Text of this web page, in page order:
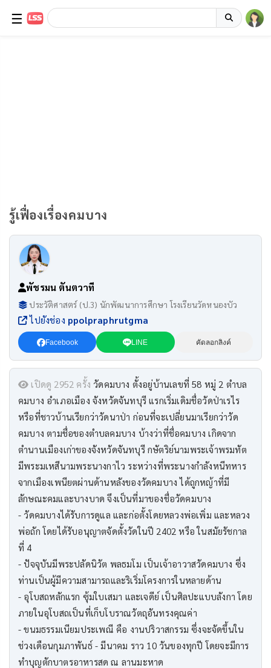
☰
รู้เฟื่องเรื่องคมบาง
พัชรมน ตันตวาที
ประวัติศาสตร์ (ป.3) นักพัฒนาการศึกษา โรงเรียนวัดหนองบัว
ไปยังช่อง ppolpraphrutgma
Facebook LINE คัดลอกลิงค์
เปิดดู 2952 ครั้ง วัดคมบาง ตั้งอยู่บ้านเลขที่ 58 หมู่ 2 ตำบล
คมบาง อำเภอเมือง จังหวัดจันทบุรี แรกเริ่มเดิมชื่อวัดป่าเรไร
หรือที่ชาวบ้านเรียกว่าวัดนาป่า ก่อนที่จะเปลี่ยนมาเรียกว่าวัด
คมบาง ตามชื่อของตำบลคมบาง บ้างว่าที่ชื่อคมบาง เกิดจาก
ตำนานเมืองเก่าของจังหวัดจันทบุรี กษัตริย์นามพระเจ้าพรมทัต
มีพระมเหสีนามพระนางกาไว ระหว่างที่พระนางกำลังหนีทหาร
จากเมืองเพนียตผ่านด้านหลังของวัดคมบาง ได้ถูกหญ้าที่มี
ลักษณะคมและบางบาด จึงเป็นที่มาของชื่อวัดคมบาง
- วัดคมบางได้รับการดูแล และก่อตั้งโดยหลวงพ่อเพิ่ม และหลวง
พ่อถัก โดยได้รับอนุญาตจัดตั้งวัดในปี 2402 หรือ ในสมัยรัชกาล
ที่ 4
- ปัจจุบันมีพระปลัดนิวัต พลธมโม เป็นเจ้าอาวาสวัดคมบาง ซึ่ง
ท่านเป็นผู้มีความสามารถและริเริ่มโครงการในหลายด้าน
- อุโบสถหลักแรก ซุ้มใบเสมา และเจดีย์ เป็นศิลปะแบบลังกา โดย
ภายในอุโบสถเป็นที่เก็บโบราณวัตถุอันทรงคุณค่า
- ขนมธรรมเนียมประเพณี คือ งานปริวาสกรรม ซึ่งจะจัดขึ้นใน
ช่วงเดือนกุมภาพันธ์ - มีนาคม ราว 10 วันของทุกปี โดยจะมีการ
ทำบุญตักบาตรอาหารสด ณ ลานมะหาด